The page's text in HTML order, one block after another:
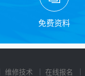
免费资料
维修技术 在线报名